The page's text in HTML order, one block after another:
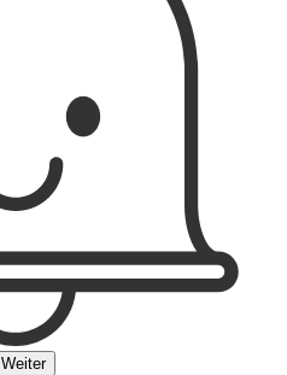
Weiter